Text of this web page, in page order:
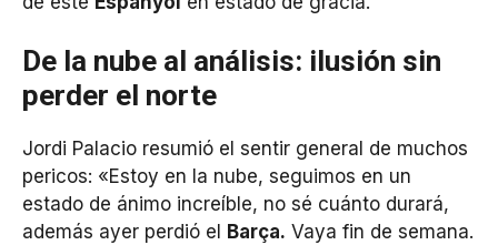
De la nube al análisis: ilusión sin
perder el norte
Jordi Palacio resumió el sentir general de muchos
pericos: «Estoy en la nube, seguimos en un
estado de ánimo increíble, no sé cuánto durará,
además ayer perdió el
Barça. Vaya fin de semana.